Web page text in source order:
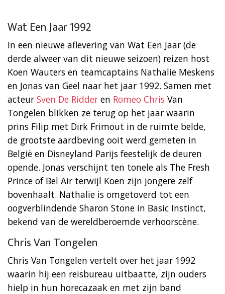
Wat Een Jaar 1992
In een nieuwe aflevering van Wat Een Jaar (de
derde alweer van dit nieuwe seizoen) reizen host
Koen Wauters en teamcaptains Nathalie Meskens
en Jonas van Geel naar het jaar 1992. Samen met
acteur Sven De Ridder en Romeo Chris Van
Tongelen blikken ze terug op het jaar waarin
prins Filip met Dirk Frimout in de ruimte belde,
de grootste aardbeving ooit werd gemeten in
België en Disneyland Parijs feestelijk de deuren
opende. Jonas verschijnt ten tonele als The Fresh
Prince of Bel Air terwijl Koen zijn jongere zelf
bovenhaalt. Nathalie is omgetoverd tot een
oogverblindende Sharon Stone in Basic Instinct,
bekend van de wereldberoemde verhoorscène.
Chris Van Tongelen
Chris Van Tongelen vertelt over het jaar 1992
waarin hij een reisbureau uitbaatte, zijn ouders
hielp in hun horecazaak en met zijn band